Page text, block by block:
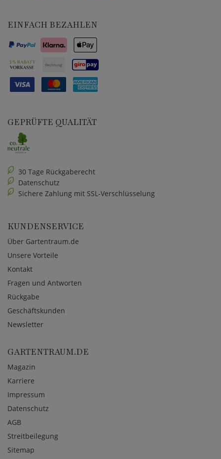
EINFACH BEZAHLEN
GEPRÜFTE QUALITÄT
30 Tage Rückgaberecht
Datenschutz
Sichere Zahlung mit SSL-Verschlüsselung
KUNDENSERVICE
Über Gartentraum.de
Unsere Vorteile
Kontakt
Fragen und Antworten
Rückgabe
Geschäftskunden
Newsletter
GARTENTRAUM.DE
Magazin
Karriere
Impressum
Datenschutz
AGB
Streitbeilegung
Sitemap